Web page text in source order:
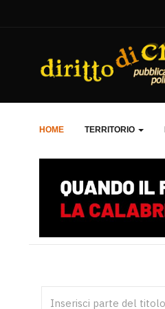
HOME TERRITORIO